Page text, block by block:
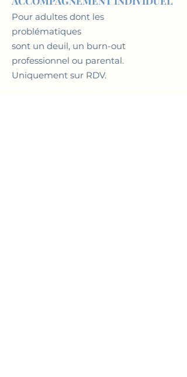
Pour adultes dont les
problématiques
sont un deuil, un burn-out
professionnel ou parental.
Uniquement sur RDV.